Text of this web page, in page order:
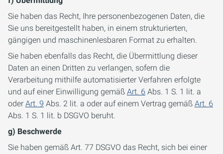
Sie haben das Recht, Ihre personenbezogenen Daten, die
Sie uns bereitgestellt haben, in einem strukturierten,
gängigen und maschinenlesbaren Format zu erhalten.
Sie haben ebenfalls das Recht, die Übermittlung dieser
Daten an einen Dritten zu verlangen, sofern die
Verarbeitung mithilfe automatisierter Verfahren erfolgte
und auf einer Einwilligung gemäß Art. 6 Abs. 1 S. 1 lit. a
oder Art. 9 Abs. 2 lit. a oder auf einem Vertrag gemäß Art. 6
Abs. 1 S. 1 lit. b DSGVO beruht.
g) Beschwerde
Sie haben gemäß Art. 77 DSGVO das Recht, sich bei einer